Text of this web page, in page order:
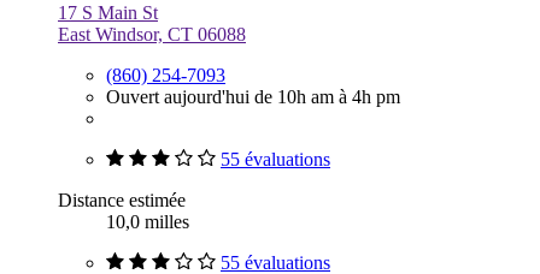
17 S Main St
East Windsor, CT 06088
(860) 254-7093
Ouvert aujourd'hui de 10h am à 4h pm
55 évaluations
Distance estimée
10,0 milles
55 évaluations